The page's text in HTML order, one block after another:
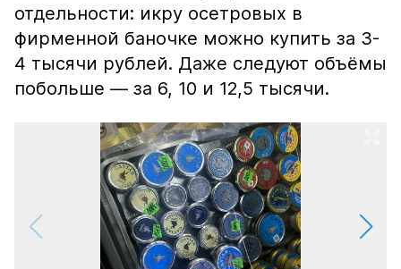
отдельности: икру осетровых в
фирменной баночке можно купить за 3-
4 тысячи рублей. Даже следуют объёмы
побольше — за 6, 10 и 12,5 тысячи.